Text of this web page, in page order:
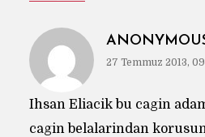
27 Temmuz 2013,
Ihsan Eliacik bu cagin
cagin belalarindan